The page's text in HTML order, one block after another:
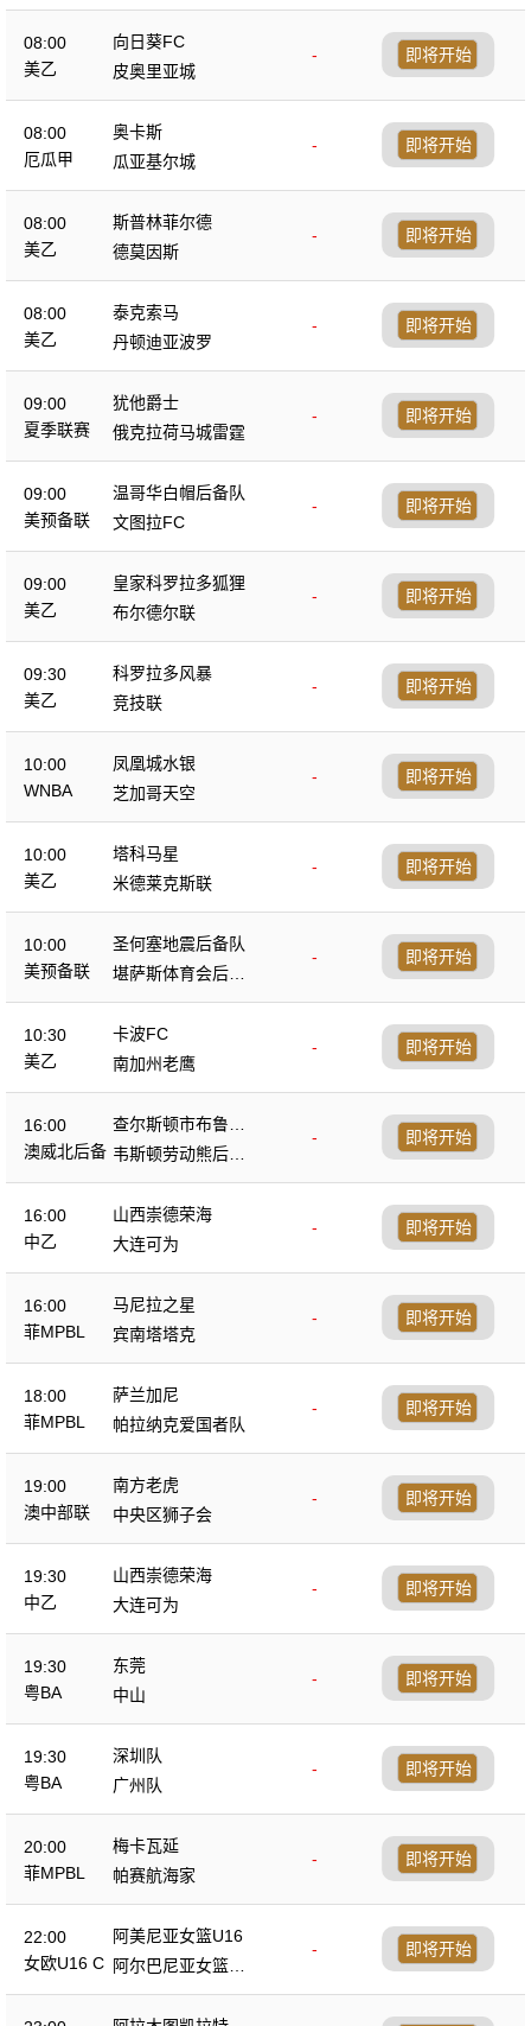
08:00
美乙
向日葵FC
-
皮奥里亚城
即将开始
08:00
厄瓜甲
奥卡斯
-
瓜亚基尔城
即将开始
08:00
美乙
斯普林菲尔德
-
德莫因斯
即将开始
08:00
美乙
泰克索马
-
丹顿迪亚波罗
即将开始
09:00
夏季联赛
犹他爵士
-
俄克拉荷马城雷霆
即将开始
09:00
美预备联
温哥华白帽后备队
-
文图拉FC
即将开始
09:00
美乙
皇家科罗拉多狐狸
-
布尔德尔联
即将开始
09:30
美乙
科罗拉多风暴
-
竞技联
即将开始
10:00
WNBA
凤凰城水银
-
芝加哥天空
即将开始
10:00
美乙
塔科马星
-
米德莱克斯联
即将开始
10:00
美预备联
圣何塞地震后备队
-
堪萨斯体育会后备
队
即将开始
10:30
美乙
卡波FC
-
南加州老鹰
即将开始
16:00
澳威北后备
查尔斯顿市布鲁斯
后备队
-
韦斯顿劳动熊后备
队
即将开始
16:00
中乙
山西崇德荣海
-
大连可为
即将开始
16:00
菲MPBL
马尼拉之星
-
宾南塔塔克
即将开始
18:00
菲MPBL
萨兰加尼
-
帕拉纳克爱国者队
即将开始
19:00
澳中部联
南方老虎
-
中央区狮子会
即将开始
19:30
中乙
山西崇德荣海
-
大连可为
即将开始
19:30
粤BA
东莞
-
中山
即将开始
19:30
粤BA
深圳队
-
广州队
即将开始
20:00
菲MPBL
梅卡瓦延
-
帕赛航海家
即将开始
22:00
女欧U16 C
阿美尼亚女篮U16
-
阿尔巴尼亚女篮U1
6
即将开始